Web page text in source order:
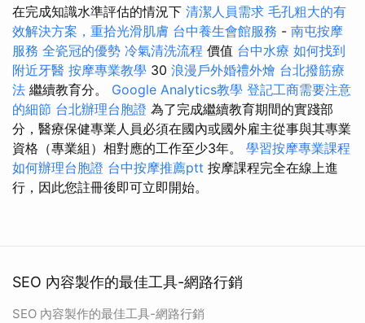
在完成知識水準評估的情況下 清潔人員需求 毛孔粗大的有
效解決方案，重拾光滑肌膚 台中養生會館服務 - 南屯按摩
服務 全瓷冠的優勢 冷氣清洗流程 價值 台中水療 如何找到
附近牙醫 按摩專業教學 30 浪漫戶外婚禮外燴 台北撥筋療
法 繼續教育分。 Google Analytics教學 登記工商需要注意
的細節 台北辦理台胞證 為了完成繼續教育期間的實踐部
分，醫療保健專業人員必須在國內或國外雇主從事與其專業
資格（專業組）相對應的工作至少3年。 學習按摩專業課程
如何辦理台胞證 台中按摩推薦ptt 按摩課程完全在線上進
行，因此您註冊後即可立即開始。
SEO 內容製作的最佳工具-網路行銷
SEO 內容製作的最佳工具-網路行銷